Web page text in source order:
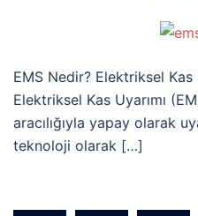
EMS Nedir? Elektriksel Kas
Elektriksel Kas Uyarımı
aracılığıyla yapay olarak
teknoloji olarak […]